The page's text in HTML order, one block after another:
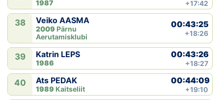
1987 +17:42
38 Veiko AASMA
2009 Pärnu
Aerutamisklubi
00:43:25
+18:26
39 Katrin LEPS
1986
00:43:26
+18:27
40 Ats PEDAK
1989 Kaitseliit
00:44:09
+19:10